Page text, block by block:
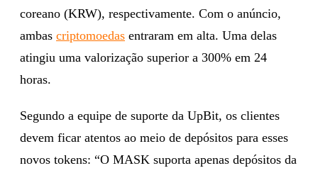
coreano (KRW), respectivamente. Com o anúncio,
ambas criptomoedas entraram em alta. Uma delas
atingiu uma valorização superior a 300% em 24
horas.
Segundo a equipe de suporte da UpBit, os clientes
devem ficar atentos ao meio de depósitos para esses
novos tokens: “O MASK suporta apenas depósitos da